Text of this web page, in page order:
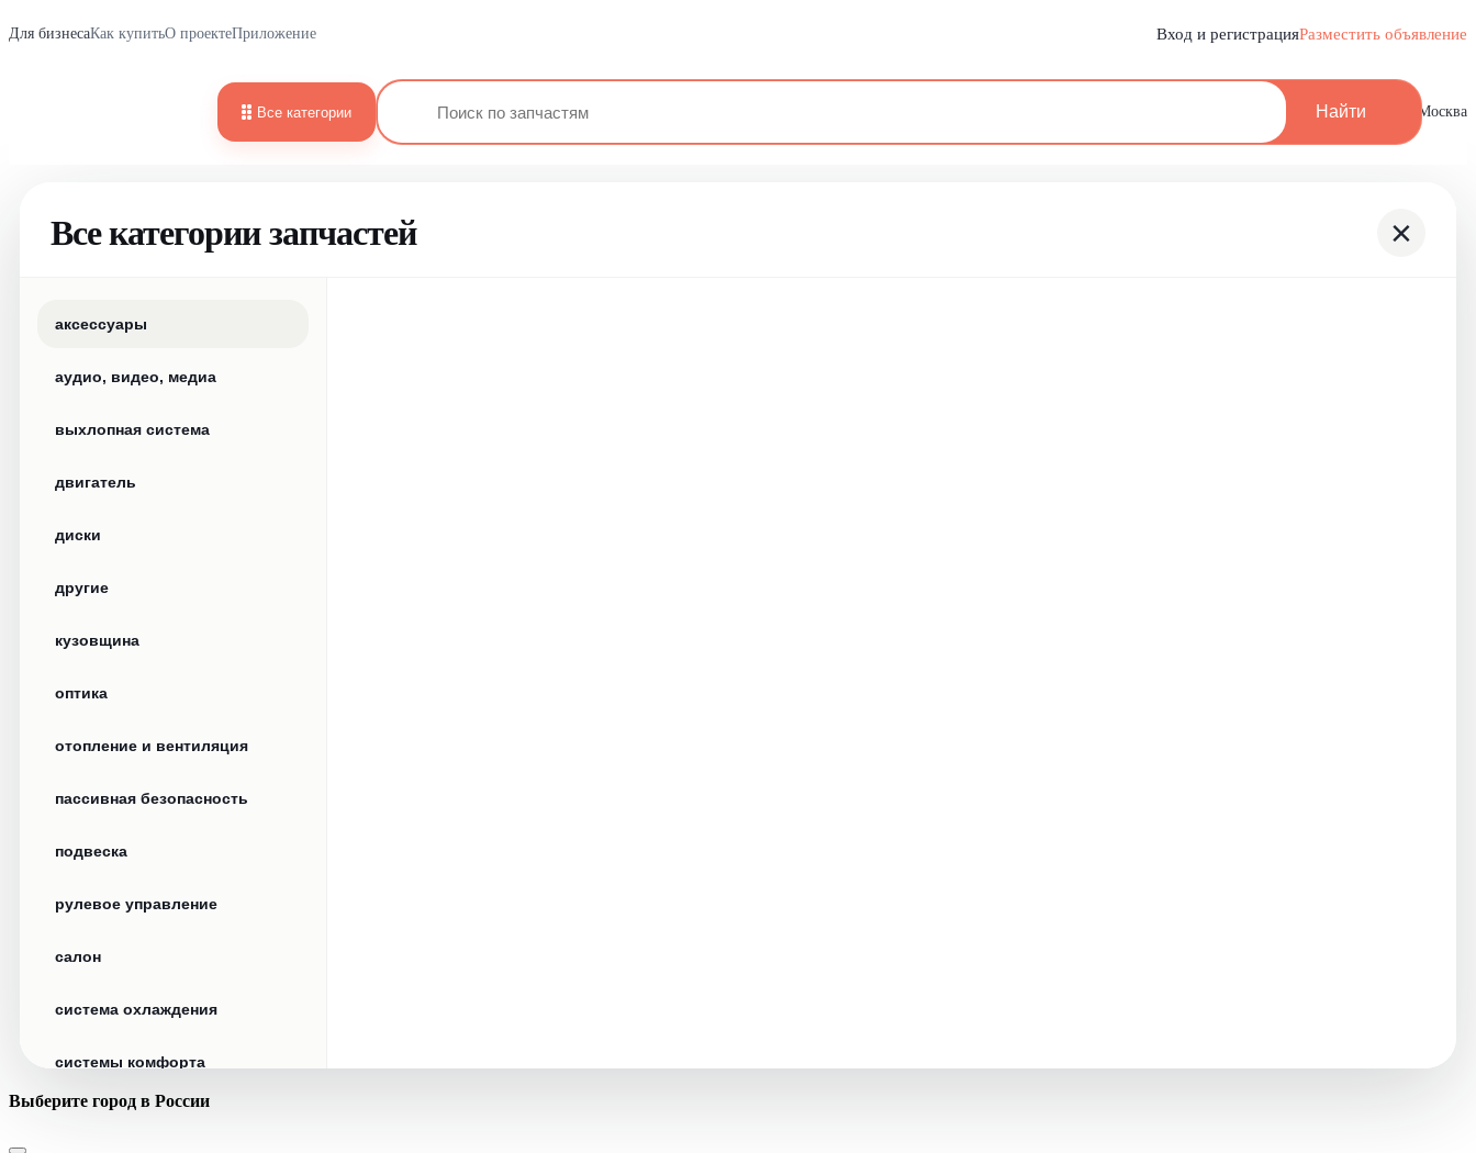
Для бизнесаКак купитьО проектеПриложение Вход и регистрацияРазместить объявление
Все категории Найти Москва
Все категории запчастей ×
аксессуары
аудио, видео, медиа
выхлопная система
двигатель
диски
другие
кузовщина
оптика
отопление и вентиляция
пассивная безопасность
подвеска
рулевое управление
салон
система охлаждения
системы комфорта
стекла
Выберите город в России